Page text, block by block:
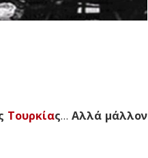
Τουρκίας… Αλλά μάλλον